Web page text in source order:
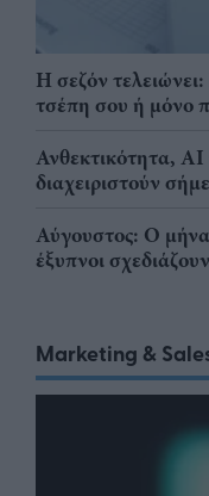
Η σεζόν
τσέπη σου ή μόνο
Ανθεκτικότητα, AI
διαχειριστούν
Αύγουστος: Ο
έξυπνοι σχεδιάζουν
Marketing &